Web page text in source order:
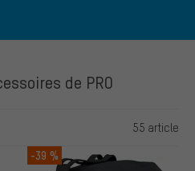
de PRO
55 article
-39 %